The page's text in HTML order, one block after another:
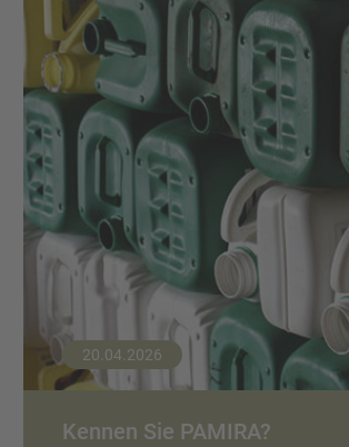
20.04.2026
Kennen Sie PAMIRA?